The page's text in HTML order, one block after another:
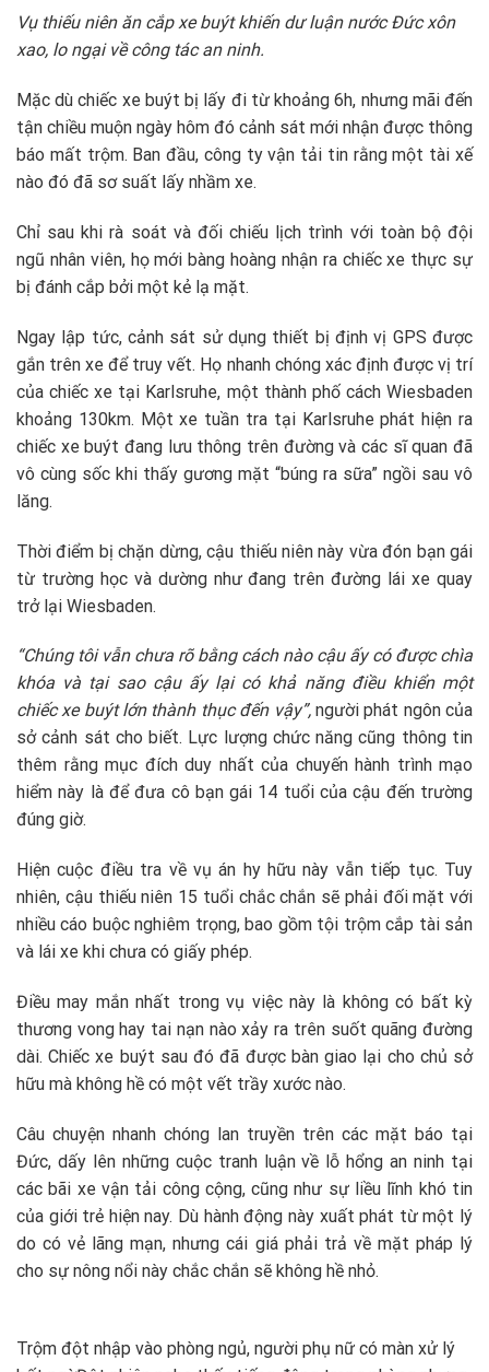
Vụ thiếu niên ăn cắp xe buýt khiến dư luận nước Đức xôn
xao, lo ngại về công tác an ninh.
Mặc dù chiếc xe buýt bị lấy đi từ khoảng 6h, nhưng mãi đến
tận chiều muộn ngày hôm đó cảnh sát mới nhận được thông
báo mất trộm. Ban đầu, công ty vận tải tin rằng một tài xế
nào đó đã sơ suất lấy nhầm xe.
Chỉ sau khi rà soát và đối chiếu lịch trình với toàn bộ đội
ngũ nhân viên, họ mới bàng hoàng nhận ra chiếc xe thực sự
bị đánh cắp bởi một kẻ lạ mặt.
Ngay lập tức, cảnh sát sử dụng thiết bị định vị GPS được
gắn trên xe để truy vết. Họ nhanh chóng xác định được vị trí
của chiếc xe tại Karlsruhe, một thành phố cách Wiesbaden
khoảng 130km. Một xe tuần tra tại Karlsruhe phát hiện ra
chiếc xe buýt đang lưu thông trên đường và các sĩ quan đã
vô cùng sốc khi thấy gương mặt “búng ra sữa” ngồi sau vô
lăng.
Thời điểm bị chặn dừng, cậu thiếu niên này vừa đón bạn gái
từ trường học và dường như đang trên đường lái xe quay
trở lại Wiesbaden.
“Chúng tôi vẫn chưa rõ bằng cách nào cậu ấy có được chìa
khóa và tại sao cậu ấy lại có khả năng điều khiển một
chiếc xe buýt lớn thành thục đến vậy”,người phát ngôn của
sở cảnh sát cho biết. Lực lượng chức năng cũng thông tin
thêm rằng mục đích duy nhất của chuyến hành trình mạo
hiểm này là để đưa cô bạn gái 14 tuổi của cậu đến trường
đúng giờ.
Hiện cuộc điều tra về vụ án hy hữu này vẫn tiếp tục. Tuy
nhiên, cậu thiếu niên 15 tuổi chắc chắn sẽ phải đối mặt với
nhiều cáo buộc nghiêm trọng, bao gồm tội trộm cắp tài sản
và lái xe khi chưa có giấy phép.
Điều may mắn nhất trong vụ việc này là không có bất kỳ
thương vong hay tai nạn nào xảy ra trên suốt quãng đường
dài. Chiếc xe buýt sau đó đã được bàn giao lại cho chủ sở
hữu mà không hề có một vết trầy xước nào.
Câu chuyện nhanh chóng lan truyền trên các mặt báo tại
Đức, dấy lên những cuộc tranh luận về lỗ hổng an ninh tại
các bãi xe vận tải công cộng, cũng như sự liều lĩnh khó tin
của giới trẻ hiện nay. Dù hành động này xuất phát từ một lý
do có vẻ lãng mạn, nhưng cái giá phải trả về mặt pháp lý
cho sự nông nổi này chắc chắn sẽ không hề nhỏ.
Trộm đột nhập vào phòng ngủ, người phụ nữ có màn xử lý